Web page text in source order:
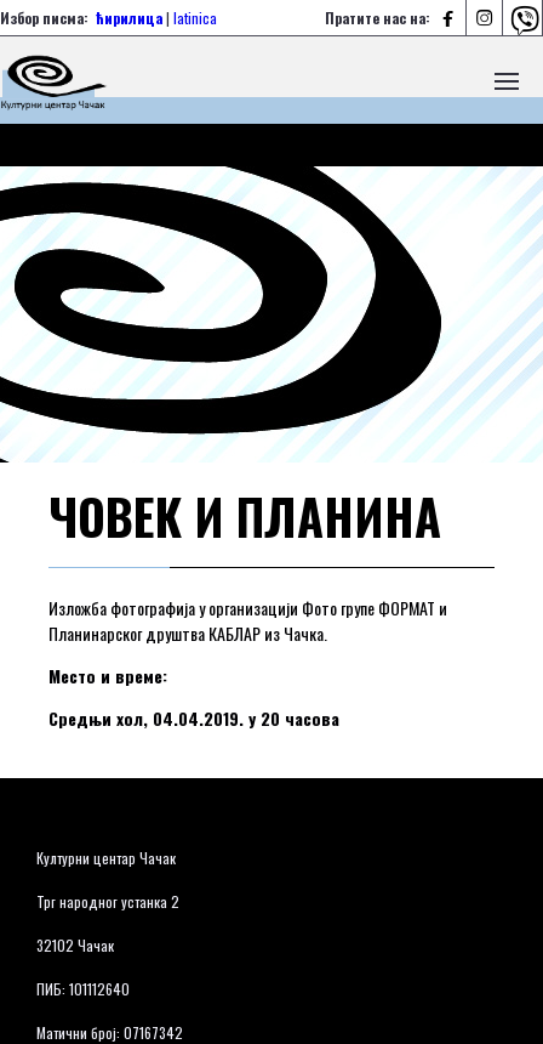
Пратите нас на:   
Избор писма: ћирилица| latinica
ЧОВЕК И ПЛАНИНА
Изложба фотографија у организацији Фото групе ФОРМАТ и
Планинарског друштва КАБЛАР из Чачка.
Место и време:
Средњи хол, 04.04.2019. у 20 часова
Културни центар Чачак
Трг народног устанка 2
32102 Чачак
ПИБ: 101112640
Матични број: 07167342